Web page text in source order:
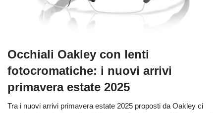
Occhiali Oakley con lenti
fotocromatiche: i nuovi arrivi
primavera estate 2025
Tra i nuovi arrivi primavera estate 2025 proposti da Oakley ci